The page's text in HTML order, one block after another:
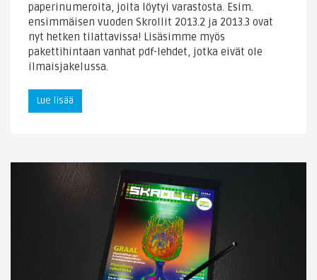
paperinumeroita, joita löytyi varastosta. Esim.
ensimmäisen vuoden Skrollit 2013.2 ja 2013.3 ovat
nyt hetken tilattavissa! Lisäsimme myös
pakettihintaan vanhat pdf-lehdet, jotka eivät ole
ilmaisjakelussa.
Lue lisää